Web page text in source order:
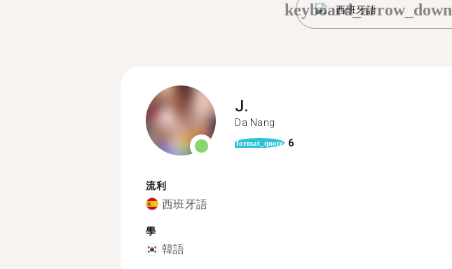
西班牙語
keyboard_arrow_down
J.
Da Nang
format_quote 6
流利
西班牙語
學
韓語